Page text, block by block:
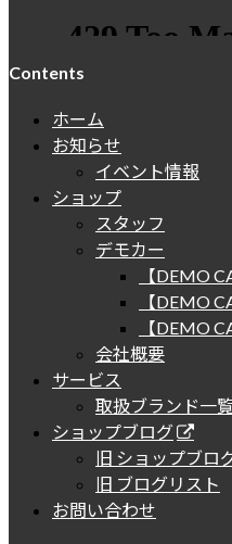
Contents
ホーム
お知らせ
イベント情報
ショップ
スタッフ
デモカー
【DEMO
【DEMO
【DEMO
会社概要
サービス
取扱ブランド一
ショップブログ
旧 ショップブロ
旧 ブログリスト
お問い合わせ